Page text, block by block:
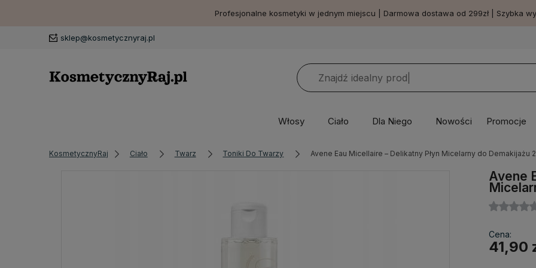
Profesjonalne kosmetyki w jednym miejscu | Darmowa dostawa od 299zł | Szybka
sklep@kosmetycznyraj.pl
Włosy Ciało Dla Niego Nowości Promocje
KosmetycznyRaj Ciało Twarz Toniki Do Twarzy Avene Eau Micellaire – Delikatny Płyn Micelarny do Demakijażu
Avene
Cena:
41,90